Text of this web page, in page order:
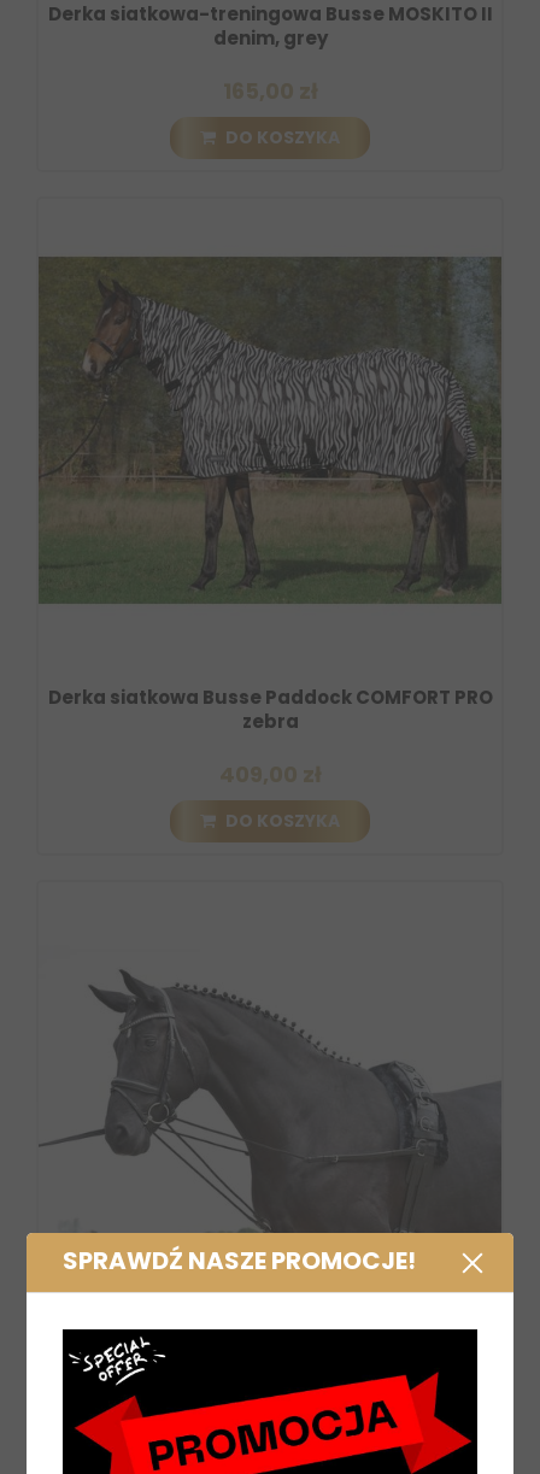
SPRAWDŹ NASZE PROMOCJE!
Derka siatkowa-treningowa Busse MOSKITO II
denim, grey
DO KOSZYKA
Derka siatkowa Busse Paddock COMFORT PRO
zebra
DO KOSZYKA
Wypinacze trójkątne Busse Basic-Kordel
czarne
137,00 zł